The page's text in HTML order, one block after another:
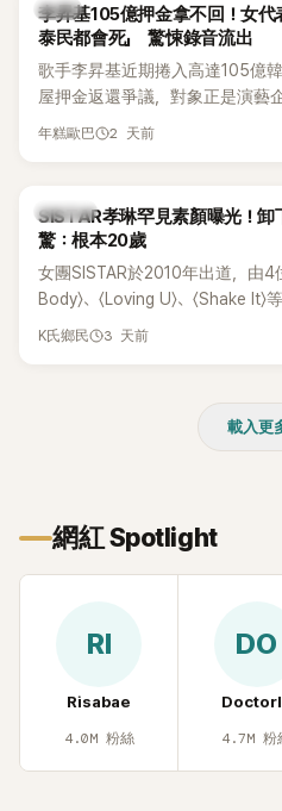
韓星
李昇基105億押金拿不回！女代
泰民都會死」 驚悚錄音流出
歌手李昇基近期捲入高達105億
屋押金返還爭議，對象正是演藝
代表車佳媛(차가원)。如今事件再
年糕歐巴 2 天前
K-POP
SISTAR孝琳罕見素顏曝光！卸
驚：根本20歲
女團SISTAR於2010年出道，由4
Body〉、〈Loving U〉、〈Shake It
獲封「夏日女王」。不過，團體
樣，也意外掀起網友熱議。
K氏鄉民 3 天前
載入更
網紅 Spotlight
RI
Risabae
4.0M 粉絲
DO
4.7M 粉